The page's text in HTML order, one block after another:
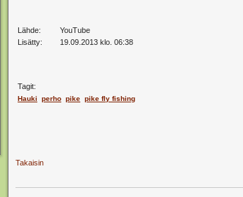
Lähde:
YouTube
Lisätty:
19.09.2013 klo. 06:38
Tagit:
Hauki perho pike pike fly fishing
Takaisin